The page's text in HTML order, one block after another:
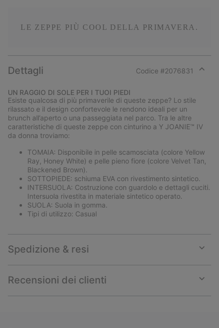
LE ZEPPE PIÙ COOL DELLA PRIMAVERA.
Dettagli Codice #2076831
UN RAGGIO DI SOLE PER I TUOI PIEDI
Esiste qualcosa di più primaverile di queste zeppe? Lo stile
rilassato e il design confortevole le rendono ideali per un
brunch all’aperto o una passeggiata nel parco. Tra le altre
caratteristiche di queste zeppe con cinturino a Y JOANIE™ IV
da donna troviamo:
TOMAIA: Disponibile in pelle scamosciata (colore Yellow
Ray, Honey White) e pelle pieno fiore (colore Velvet Tan,
Blackened Brown).
SOTTOPIEDE: schiuma EVA con rivestimento sintetico.
INTERSUOLA: Costruzione con guardolo e dettagli cuciti.
Intersuola rivestita in materiale sintetico operato.
SUOLA: Suola in gomma.
Tipi di utilizzo: Casual
Spedizione & resi
or
Recensioni dei clienti
or